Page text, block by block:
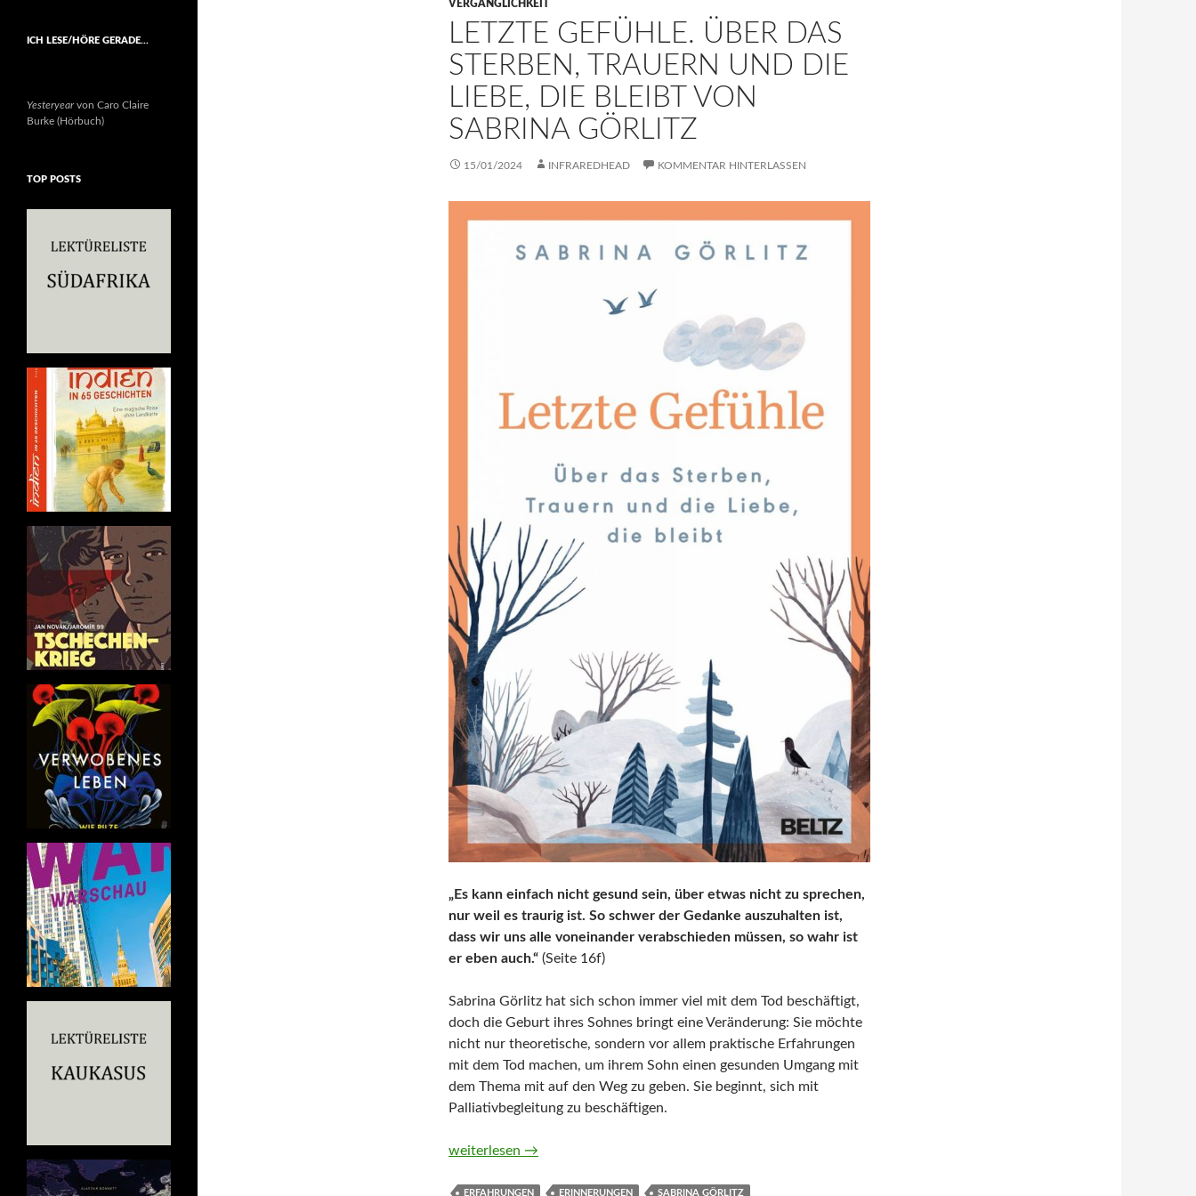
VERGÄNGLICHKEIT
LETZTE GEFÜHLE. ÜBER DAS
STERBEN, TRAUERN UND DIE
LIEBE, DIE BLEIBT VON
SABRINA GÖRLITZ
15/01/2024 INFRAREDHEAD KOMMENTAR HINTERLASSEN
„Es kann einfach nicht gesund sein, über etwas nicht zu sprechen,
nur weil es traurig ist. So schwer der Gedanke auszuhalten ist,
dass wir uns alle voneinander verabschieden müssen, so wahr ist
er eben auch.“ (Seite 16f)
Sabrina Görlitz hat sich schon immer viel mit dem Tod beschäftigt,
doch die Geburt ihres Sohnes bringt eine Veränderung: Sie möchte
nicht nur theoretische, sondern vor allem praktische Erfahrungen
mit dem Tod machen, um ihrem Sohn einen gesunden Umgang mit
dem Thema mit auf den Weg zu geben. Sie beginnt, sich mit
Palliativbegleitung zu beschäftigen.
Letzte Gefühle. Über das Sterben, Trauern und die Liebe, die bleibt von Sabrina Görlitz
weiterlesen →
ERFAHRUNGEN ERINNERUNGEN SABRINA GÖRLITZ
ICH LESE/HÖRE GERADE…
Yesteryearvon Caro Claire
Burke (Hörbuch)
TOP POSTS